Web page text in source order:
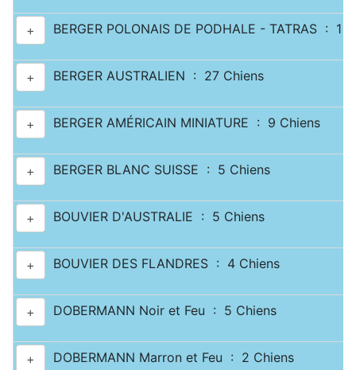
+ BERGER POLONAIS DE PODHALE - TATRAS : 1
+ BERGER AUSTRALIEN : 27 Chiens
+ BERGER AMÉRICAIN MINIATURE : 9 Chiens
+ BERGER BLANC SUISSE : 5 Chiens
+ BOUVIER D'AUSTRALIE : 5 Chiens
+ BOUVIER DES FLANDRES : 4 Chiens
+ DOBERMANN Noir et Feu : 5 Chiens
+ DOBERMANN Marron et Feu : 2 Chiens